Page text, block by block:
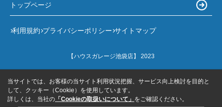
トップページ
利用規約 プライバシーポリシー サイトマップ
【ハウスガレージ池袋店】 2023
当サイトでは、お客様の当サイト利用状況把握、サービス向上検討を目的と
して、クッキー（Cookie）を使用しています。
詳しくは、当社の 「Cookieの取扱いについて」 をご確認ください。